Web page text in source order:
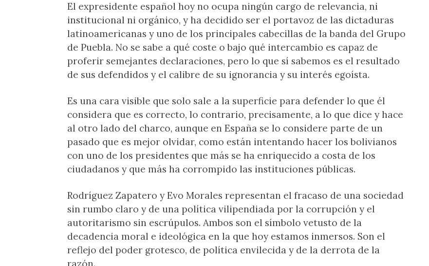
El expresidente español hoy no ocupa ningún cargo de relevancia, ni
institucional ni orgánico, y ha decidido ser el portavoz de las dictaduras
latinoamericanas y uno de los principales cabecillas de la banda del Grupo
de Puebla. No se sabe a qué coste o bajo qué intercambio es capaz de
proferir semejantes declaraciones, pero lo que sí sabemos es el resultado
de sus defendidos y el calibre de su ignorancia y su interés egoísta.
Es una cara visible que solo sale a la superficie para defender lo que él
considera que es correcto, lo contrario, precisamente, a lo que dice y hace
al otro lado del charco, aunque en España se lo considere parte de un
pasado que es mejor olvidar, como están intentando hacer los bolivianos
con uno de los presidentes que más se ha enriquecido a costa de los
ciudadanos y que más ha corrompido las instituciones públicas.
Rodríguez Zapatero y Evo Morales representan el fracaso de una sociedad
sin rumbo claro y de una política vilipendiada por la corrupción y el
autoritarismo sin escrúpulos. Ambos son el símbolo vetusto de la
decadencia moral e ideológica en la que hoy estamos inmersos. Son el
reflejo del poder grotesco, de política envilecida y de la derrota de la
razón.